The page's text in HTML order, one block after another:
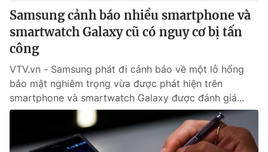
Góc doanh nghiệp
Truyền hình
Phim VTV
Hậu trường
Nhân vật
Khán giả
Giải sao mai
Giải trí
Điện ảnh
Âm nhạc
Đời sống
Du lịch
Tuyển sinh
Samsung cảnh báo nhiều smartphone và
smartwatch Galaxy cũ có nguy cơ bị tấn
công
VTV.vn - Samsung phát đi cảnh báo về một lỗ hổng
bảo mật nghiêm trọng vừa được phát hiện trên
smartphone và smartwatch Galaxy được đánh giá...